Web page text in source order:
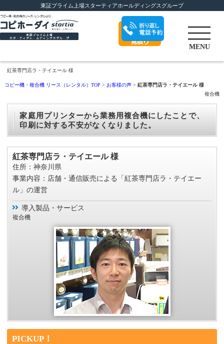
東証プライム上場スターティアホールディングスグループ
無料カンタン見
折り返し電話予
MENU
紅茶専門店ラ・テイエール 様
コピー機・複合機 リース（レンタル）TOP > お客様の声 >紅茶専門店ラ・テイエール 様
複合機
家庭用プリンターから業務用複合機にしたことで、
印刷に対する不安がなくなりました。
紅茶専門店ラ・テイエール 様
住所：神奈川県
事業内容：店舗・通信販売による「紅茶専門店ラ・テイエー
ル」の運営
導入製品・サービス
複合機
PICKUP！